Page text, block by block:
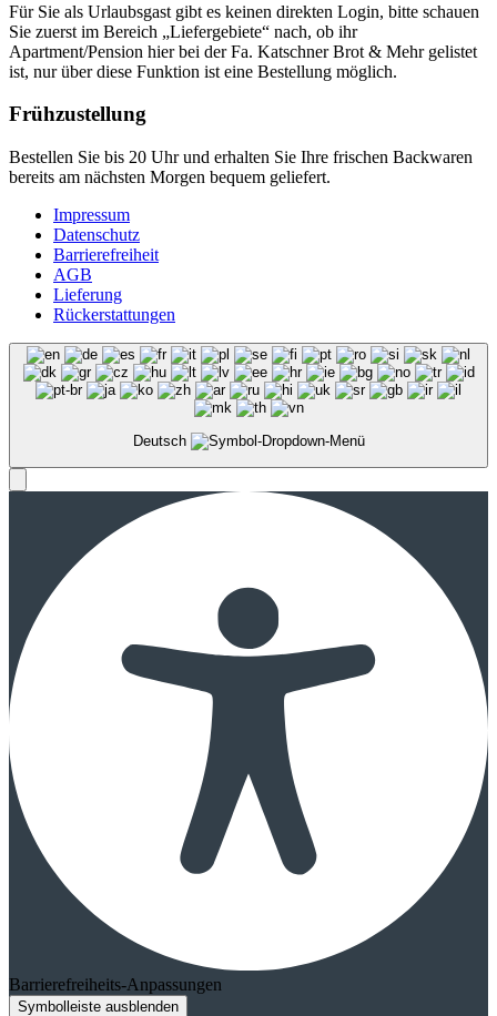
Für Sie als Urlaubsgast gibt es keinen direkten Login, bitte schauen
Sie zuerst im Bereich „Liefergebiete“ nach, ob ihr
Apartment/Pension hier bei der Fa. Katschner Brot & Mehr gelistet
ist, nur über diese Funktion ist eine Bestellung möglich.
Frühzustellung
Bestellen Sie bis 20 Uhr und erhalten Sie Ihre frischen Backwaren
bereits am nächsten Morgen bequem geliefert.
Impressum
Datenschutz
Barrierefreiheit
AGB
Lieferung
Rückerstattungen
Deutsch
Barrierefreiheits-Anpassungen
Symbolleiste ausblenden